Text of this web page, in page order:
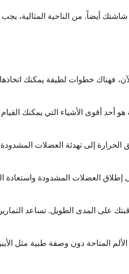
شاشتك أيضاً. من الناحية
فهناك خطوات لطيفة يمكنك
رقبتك على المدى الطويل. تساعد
المتاحة دون وصفة طبية مثل